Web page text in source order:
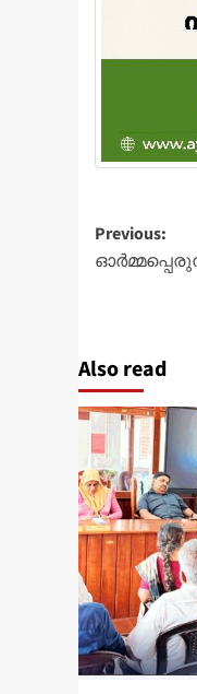
Post
Previous:
Also read